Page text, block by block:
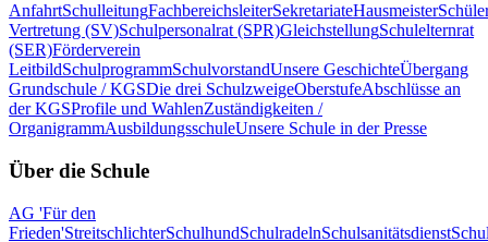
AnfahrtSchulleitungFachbereichsleiterSekretariateHausmeister
Vertretung (SV)Schulpersonalrat (SPR)GleichstellungSchulelternrat
(SER)Förderverein
LeitbildSchulprogrammSchulvorstandUnsere GeschichteÜbergang
Grundschule / KGSDie drei SchulzweigeOberstufeAbschlüsse an
der KGSProfile und WahlenZuständigkeiten /
OrganigrammAusbildungsschuleUnsere Schule in der Presse
Über die Schule
AG 'Für den
Frieden'StreitschlichterSchulhundSchulradelnSchulsanitätsdienst